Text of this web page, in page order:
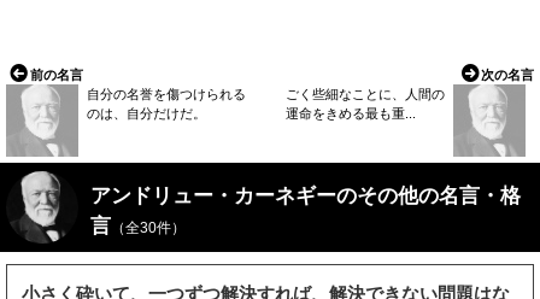
前の名言
自分の名誉を傷つけられる
のは、自分だけだ。
次の名言
ごく些細なことに、人間の
運命をきめる最も重...
アンドリュー・カーネギーのその他の名言・格
言 （全30件）
小さく砕いて、一つずつ解決すれば、解決できない問題はな